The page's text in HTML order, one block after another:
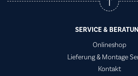
SERVICE &
Onlineshop
Lieferung & Montage
Kontakt